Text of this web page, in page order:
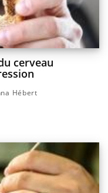
cerveau
Hébert